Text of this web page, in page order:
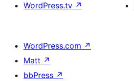
WordPress.tv ↗
WordPress.com ↗
Matt ↗
bbPress ↗